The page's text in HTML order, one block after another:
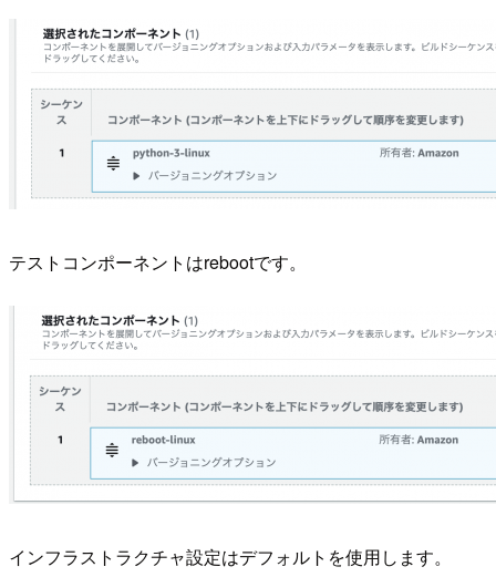
テストコンポーネントはrebootです。
インフラストラクチャ設定はデフォルトを使用します。